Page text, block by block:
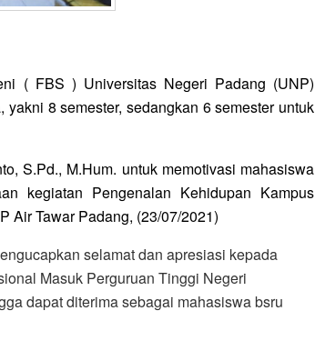
( FBS ) Universitas Negeri Padang (UNP)
8 semester, sedangkan 6 semester untuk
S.Pd., M.Hum. untuk memotivasi mahasiswa
kegiatan Pengenalan Kehidupan Kampus
Air Tawar Padang, (23/07/2021)
selamat dan apresiasi kepada
Masuk Perguruan Tinggi Negeri
dapat diterima sebagai mahasiswa bsru